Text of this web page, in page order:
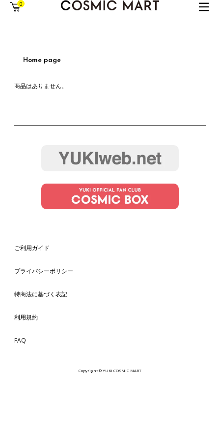
0
Home page
商品はありません。
ご利用ガイド
プライバシーポリシー
特商法に基づく表記
利用規約
FAQ
Copyright © YUKI COSMIC MART